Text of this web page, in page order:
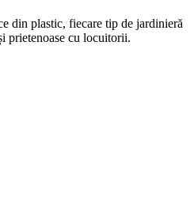
din plastic, fiecare tip de jardinieră
prietenoase cu locuitorii.